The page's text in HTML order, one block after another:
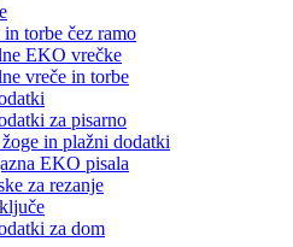
torbe čez ramo
EKO vrečke
vreče in torbe
za pisarno
in plažni dodatki
EKO pisala
za rezanje
za dom